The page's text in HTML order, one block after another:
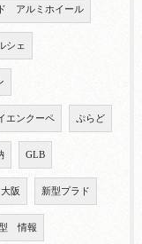
アルミホイール
シェ
エンクーペ ぷらど
GLB
阪 新型プラド
型 情報